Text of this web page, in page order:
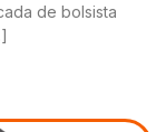
de bolsista